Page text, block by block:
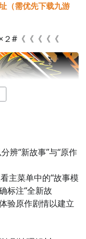
教程是下载超级枪
大家有没有清楚的
妨多多关注
（需优先下载九游
２#《《《《《
辨“新故事”与“原作
标注“全新故
验原作剧情以建立